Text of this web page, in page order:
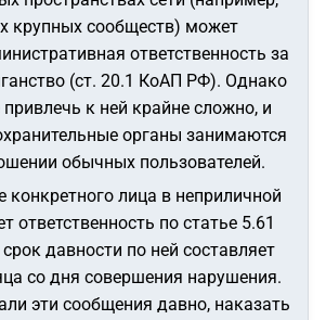
крупных сообществ) может
ответственность за
(ст. 20.1 КоАП РФ). Однако
к ней крайне сложно, и
органы занимаются
обычных пользователей.
конкретного лица в неприличной
ответственность по статье 5.61
давности по ней составляет
со дня совершения нарушения.
эти сообщения давно, наказать